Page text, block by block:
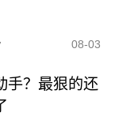
08-03
手？最狠的还